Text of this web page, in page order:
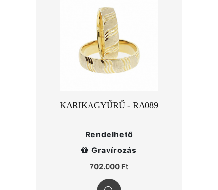
KARIKAGYŰRŰ - RA089
Rendelhető
Gravírozás
702.000 Ft